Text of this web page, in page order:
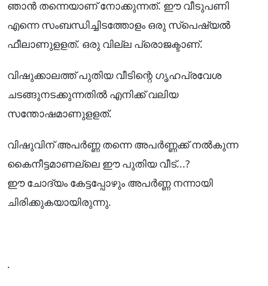
ഞാൻ തന്നെയാണ് നോക്കുന്നത്. ഈ വീടുപണി
എന്നെ സംബന്ധിച്ചിടത്തോളം ഒരു സ്‌പെഷ്യൽ
ഫീലാണുളളത്. ഒരു വില്ല പ്രൊജക്ടാണ്.
വിഷുക്കാലത്ത് പുതിയ വീടിന്റെ ഗൃഹപ്രവേശ
ചടങ്ങുനടക്കുന്നതിൽ എനിക്ക് വലിയ
സന്തോഷമാണുളളത്.
വിഷുവിന് അപർണ്ണ തന്നെ അപർണ്ണക്ക് നൽകുന്ന
കൈനീട്ടമാണല്ലെ ഈ പുതിയ വീട്...?
ഈ ചോദ്യം കേട്ടപ്പോഴും അപർണ്ണ നന്നായി
ചിരിക്കുകയായിരുന്നു.
.